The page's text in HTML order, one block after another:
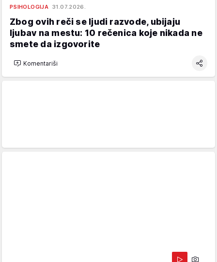
PSIHOLOGIJA 31.07.2026.
Zbog ovih reči se ljudi razvode, ubijaju
ljubav na mestu: 10 rečenica koje nikada ne
smete da izgovorite
Komentariši